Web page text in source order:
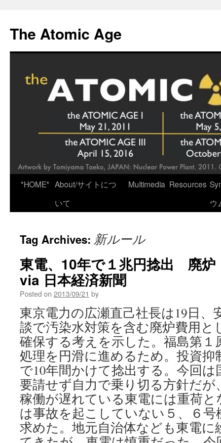
content
The Atomic Age
*HOME* About/サイトにつ
いて
Multimedia Resources
ウ
Tag Archives: 新ルール
東電、10年で１兆円捻出 廃炉
via 日本経済新聞
Posted on 2013/09/21 by
東京電力の広瀬直己社長は19日、
談で汚染水対策を含む廃炉費用と
確保する考えを示した。福島第１
処理を円滑に進めるため。投資
で10年間かけて捻出する。今回
要請せず自力で乗り切る方針だが
稼働が遅れている東電には重荷
は事故を起こしていない５、６
求めた。地元自治体なども東電に